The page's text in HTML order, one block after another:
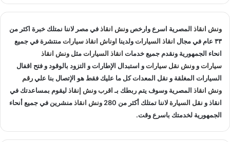
ونش سيارات التجمع , ونش عربيات في التجمع , ونش نقل سيارات في التجمع ,
ونش سيارات في القاهرة الجديدة , ونش إنقاذ سيارات القاهرة الجديدة , ونش
انقاذ في القاهرة الجديدة , ونش سيارات في القاهرة الجديدة , انقاذ السيارات
في القاهرة الجديدة , نقل السيارات في التجمع , ونش سيارة في القاهرة
الجديدة
ونش سيارات في التجمع الخامس
فجأة على أحد الطرق الحيوية مثل شارع التسعين فالحل الاسرع
ونش انقاذ المصرية اسرع وارخص ونش انقاذفي مصر لاننا نمتلك خبرة اكثر من
٣٣ عام في مجال
انقاذ السياراتولدينا اوناش انقاذ سياراتمنتشرة في جميع
انحاء الجمهورية ونقدم جميع خدمات انقاذ السياراتمثل ونش انقاذ
سياراتو ونش نقل سياراتو استبدال الإطارات و التزود بالوقود و فتح اقفال
السيارات المغلقة و نقل المعدات كل ما عليك فقط هو الإتصال بنا عليرقم
ونش انقاذ المصرية وسوف يتم ربطك بـ اقرب ونش إنقاذليقوم بمساعدتك في
انقاذ و نقل السيارة لاننا تمتلك أكثر من 280 ونش انقاذمنشرين في جميع أنحاء
الجمهورية لخدمتك باسرع وقت.